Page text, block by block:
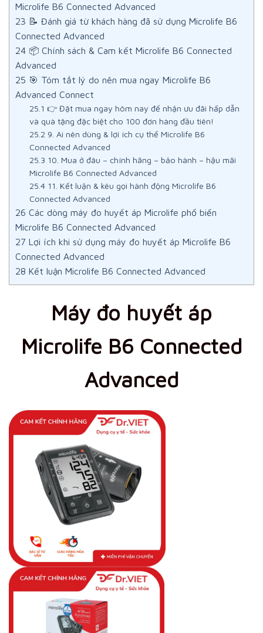
Microlife B6 Connected Advanced
23 📝 Đánh giá từ khách hàng đã sử dụng Microlife B6
Connected Advanced
24 📦 Chính sách & Cam kết Microlife B6 Connected
Advanced
25 🎯 Tóm tắt lý do nên mua ngay Microlife B6
Advanced Connect
25.1 👉 Đặt mua ngay hôm nay để nhận ưu đãi hấp dẫn
và quà tặng đặc biệt cho 100 đơn hàng đầu tiên!
25.2 9. Ai nên dùng & lợi ích cụ thể Microlife B6
Connected Advanced
25.3 10. Mua ở đâu – chính hãng – bảo hành – hậu mãi
Microlife B6 Connected Advanced
25.411. Kết luận & kêu gọi hành động Microlife B6
Connected Advanced
26 Các dòng máy đo huyết áp Microlife phổ biến
Microlife B6 Connected Advanced
27 Lợi ích khi sử dụng máy đo huyết áp Microlife B6
Connected Advanced
28 Kết luận Microlife B6 Connected Advanced
Máy đo huyết áp
Microlife B6 Connected
Advanced